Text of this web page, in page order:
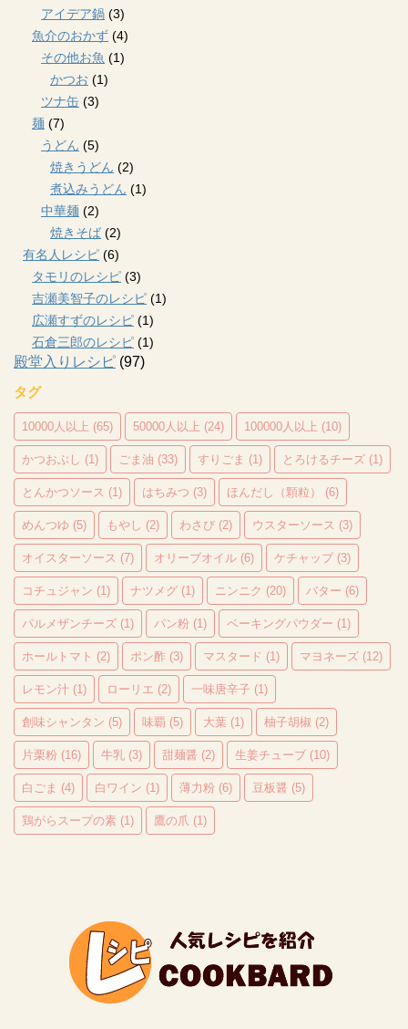
アイデア鍋 (3)
魚介のおかず (4)
その他お魚 (1)
かつお (1)
ツナ缶 (3)
麺 (7)
うどん (5)
焼きうどん (2)
煮込みうどん (1)
中華麺 (2)
焼きそば (2)
有名人レシピ (6)
タモリのレシピ (3)
吉瀬美智子のレシピ (1)
広瀬すずのレシピ (1)
石倉三郎のレシピ (1)
殿堂入りレシピ (97)
タグ
10000人以上 (65) 50000人以上 (24) 100000人以上 (10)
かつおぶし (1) ごま油 (33) すりごま (1) とろけるチーズ (1)
とんかつソース (1) はちみつ (3) ほんだし（顆粒） (6)
めんつゆ (5) もやし (2) わさび (2) ウスターソース (3)
オイスターソース (7) オリーブオイル (6) ケチャップ(3)
コチュジャン (1) ナツメグ (1) ニンニク (20) バター (6)
パルメザンチーズ (1) パン粉 (1) ベーキングパウダー (1)
ホールトマト (2) ポン酢 (3) マスタード (1) マヨネーズ (12)
レモン汁 (1) ローリエ (2) 一味唐辛子 (1)
創味シャンタン (5) 味覇 (5) 大葉 (1) 柚子胡椒 (2)
片栗粉 (16) 牛乳 (3) 甜麺醤 (2) 生姜チューブ (10)
白ごま (4) 白ワイン (1) 薄力粉 (6) 豆板醤 (5)
鶏がらスープの素 (1) 鷹の爪 (1)